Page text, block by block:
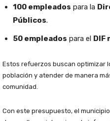
100 empleados para la
Públicos.
50 empleados para el DIF
Estos refuerzos buscan optimizar
población y atender de manera
comunidad.
Con este presupuesto, el